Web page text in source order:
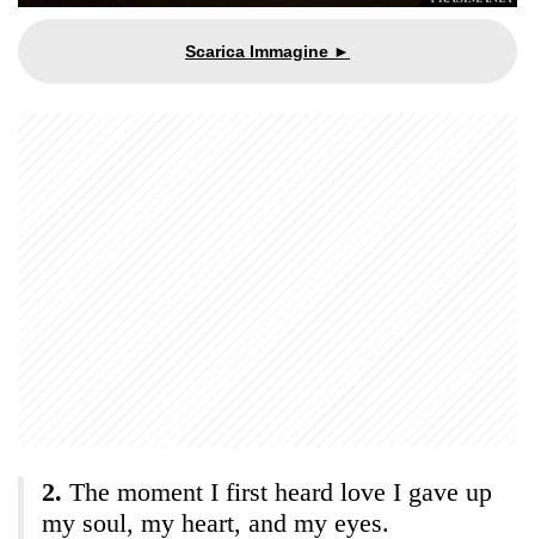
The moment I first heard love I gave up
my soul, my heart, and my eyes.